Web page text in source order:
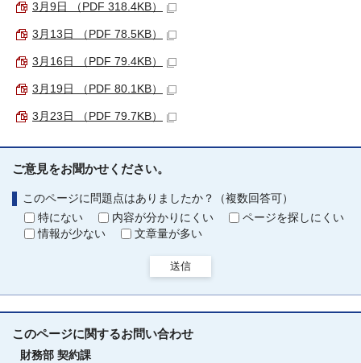
3月9日 （PDF 318.4KB）
3月13日 （PDF 78.5KB）
3月16日 （PDF 79.4KB）
3月19日 （PDF 80.1KB）
3月23日 （PDF 79.7KB）
ご意見をお聞かせください。
このページに問題点はありましたか？（複数回答可）
特にない
内容が分かりにくい
ページを探しにくい
情報が少ない
文章量が多い
送信
このページに関するお問い合わせ
財務部 契約課